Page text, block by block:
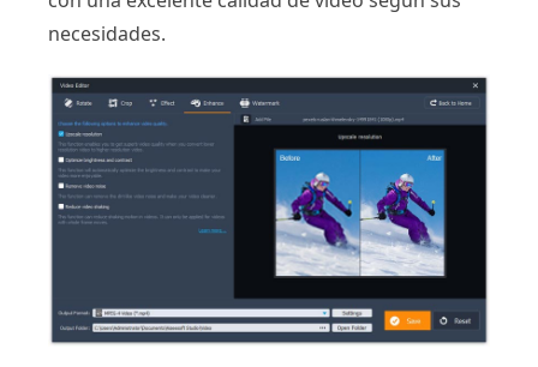
necesidades.